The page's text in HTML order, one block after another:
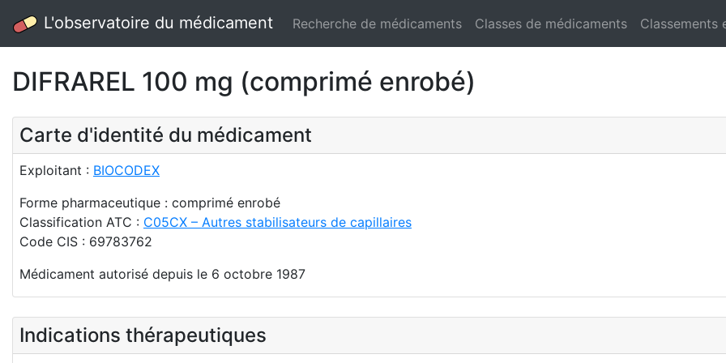
L'observatoire du médicament Recherche de médicaments Classes de médicaments Classements
DIFRAREL 100 mg (comprimé enrobé)
Carte d'identité du médicament
Exploitant : BIOCODEX
Forme pharmaceutique : comprimé enrobé
Classification ATC : C05CX – Autres stabilisateurs de capillaires
Code CIS : 69783762
Médicament autorisé depuis le 6 octobre 1987
Indications thérapeutiques